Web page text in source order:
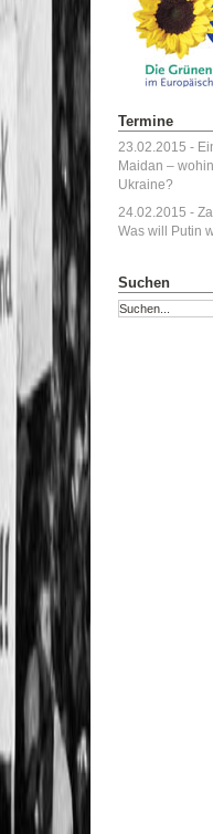
Termine
23.02.2015 -
Maidan –
Ukraine?
24.02.2015 -
Was will Putin
Suchen